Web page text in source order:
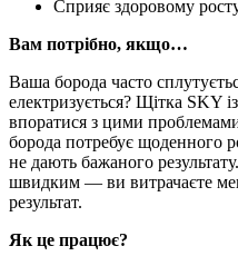
Сприяє здоровому
Вам потрібно, якщо…
Ваша борода часто
електризується? Щітка SKY
впоратися з цими
борода потребує щоденного
не дають бажаного
швидким — ви витрачаєте
результат.
Як це працює?